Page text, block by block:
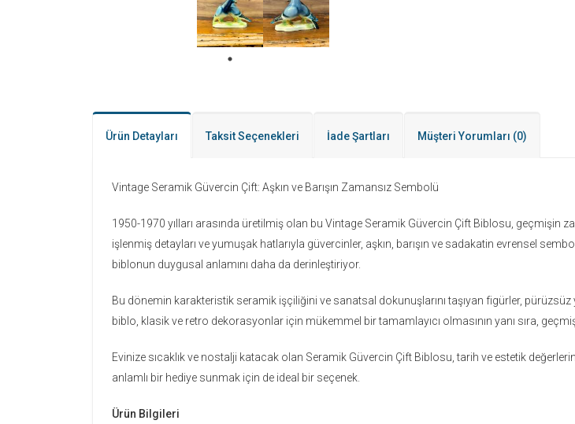
Ürün Detayları Taksit Seçenekleri İade Şartları Müşteri Yorumları (0)
Vintage Seramik Güvercin Çift: Aşkın ve Barışın Zamansız Sembolü
1950-1970 yılları arasında üretilmiş olan bu Vintage Seramik Güvercin Çift Biblosu, geçmişin
işlenmiş detayları ve yumuşak hatlarıyla güvercinler, aşkın, barışın ve sadakatin evrensel
biblonun duygusal anlamını daha da derinleştiriyor.
Bu dönemin karakteristik seramik işçiliğini ve sanatsal dokunuşlarını taşıyan figürler,
biblo, klasik ve retro dekorasyonlar için mükemmel bir tamamlayıcı olmasının yanı sıra,
Evinize sıcaklık ve nostalji katacak olan Seramik Güvercin Çift Biblosu, tarih ve estetik
anlamlı bir hediye sunmak için de ideal bir seçenek.
Ürün Bilgileri